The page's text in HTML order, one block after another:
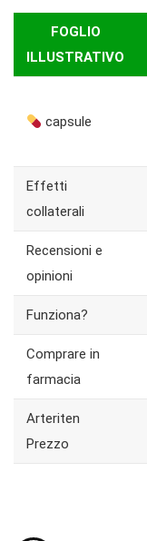
FOGLIO
ILLUSTRATIVO
capsule
Effetti
collaterali
Recensioni e
opinioni
Funziona?
Comprare in
farmacia
Arteriten
Prezzo